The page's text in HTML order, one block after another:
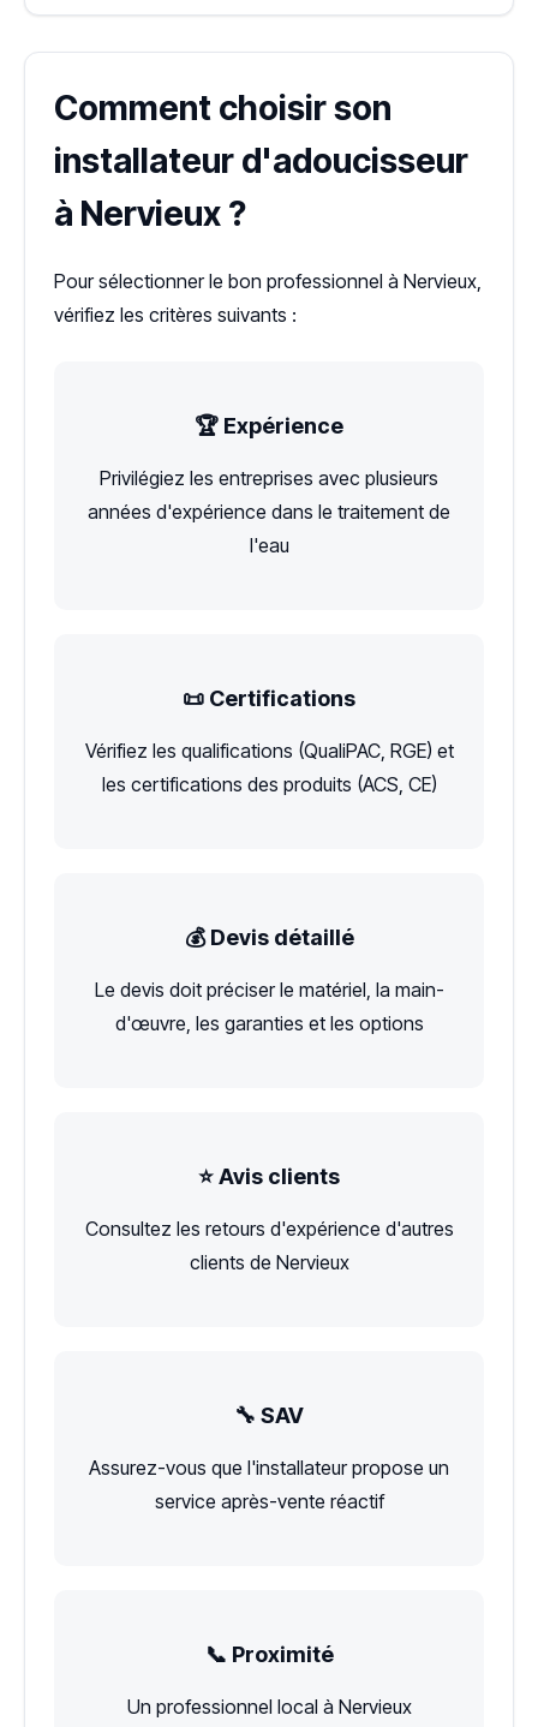
Comment choisir son
installateur d'adoucisseur
à Nervieux ?
Pour sélectionner le bon professionnel à Nervieux,
vérifiez les critères suivants :
🏆 Expérience
Privilégiez les entreprises avec plusieurs
années d'expérience dans le traitement de
l'eau
📜 Certifications
Vérifiez les qualifications (QualiPAC, RGE) et
les certifications des produits (ACS, CE)
💰 Devis détaillé
Le devis doit préciser le matériel, la main-
d'œuvre, les garanties et les options
⭐ Avis clients
Consultez les retours d'expérience d'autres
clients de Nervieux
🔧 SAV
Assurez-vous que l'installateur propose un
service après-vente réactif
📞 Proximité
Un professionnel local à Nervieux